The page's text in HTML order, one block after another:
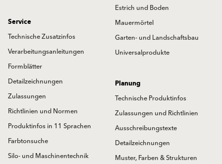
Estrich und Boden
Mauermörtel
Garten- und Landschaftsbau
Universalprodukte
Service
Technische Zusatzinfos
Verarbeitungsanleitungen
Formblätter
Detailzeichnungen
Zulassungen
Richtlinien und Normen
Produktinfos in 11 Sprachen
Farbtonsuche
Silo- und Maschinentechnik
Planung
Technische Produktinfos
Zulassungen und Richtlinien
Ausschreibungstexte
Detailzeichnungen
Muster, Farben & Strukturen